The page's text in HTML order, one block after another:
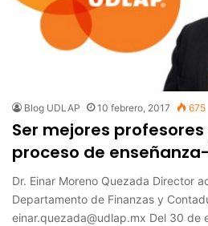
Blog UDLAP 10 febrero, 2017 675
Ser mejores
proceso de
Dr. Einar Moreno Quezada Director
Departamento de Finanzas y
einar.quezada@udlap.mx Del 30 de